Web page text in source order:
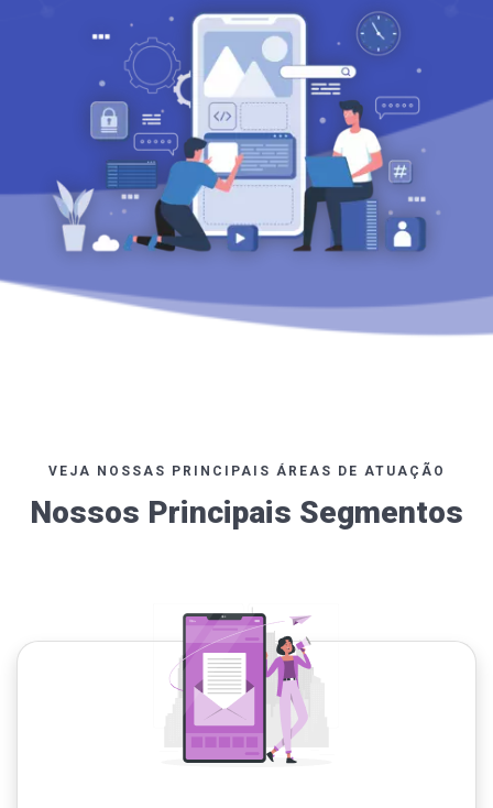
VEJA NOSSAS PRINCIPAIS ÁREAS DE ATUAÇÃO
Nossos Principais Segmentos